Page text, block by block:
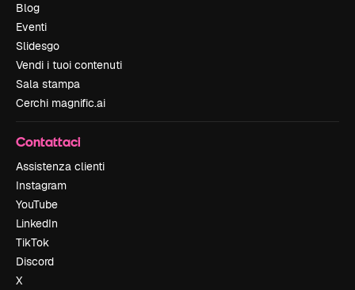
Blog
Eventi
Slidesgo
Vendi i tuoi contenuti
Sala stampa
Cerchi magnific.ai
Contattaci
Assistenza clienti
Instagram
YouTube
LinkedIn
TikTok
Discord
X